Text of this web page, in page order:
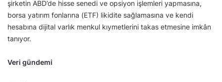
şirketin ABD’de hisse senedi ve opsiyon işlemleri yapmasına,
borsa yatırım fonlarına (ETF) likidite sağlamasına ve kendi
hesabına dijital varlık menkul kıymetlerini takas etmesine imkân
tanıyor.
Veri gündemi